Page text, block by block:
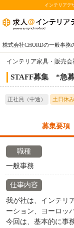
インテリアデ
株式会社CHORDの一般事務
インテリア家具・販売会
STAFF募集 *急
正社員（中途） 土日休み
募集要項
職種
一般事務
仕事内容
我が社は、インテリ
ーション、ヨーロッ
今回は、基本的に事